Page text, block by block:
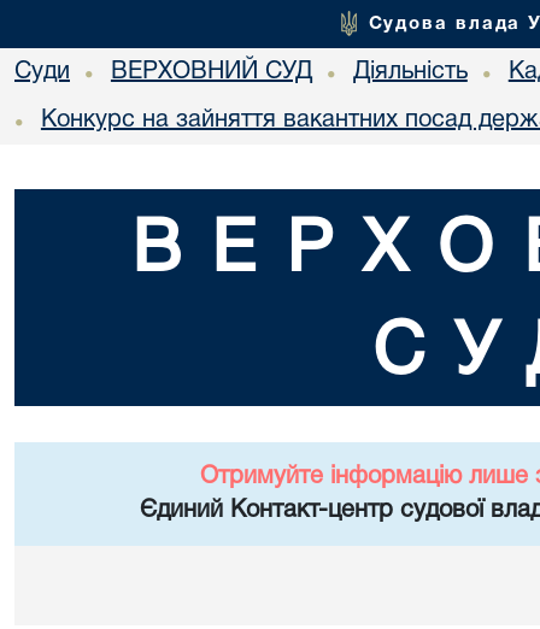
Судова влада
Суди • ВЕРХОВНИЙ СУД • Діяльність •
• Конкурс на зайняття вакантних посад
Отримуйте інформацію лише
Єдиний Контакт-центр судової